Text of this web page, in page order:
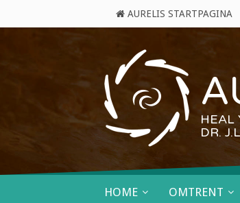
AURELIS STARTPAGINA
HEAL
DR.
HOME OMTRENT